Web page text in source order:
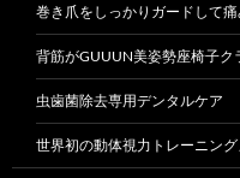
巻き爪をしっかりガードして痛
背筋がGUUUN美姿勢座椅子ク
虫歯菌除去専用デンタルケア
世界初の動体視力トレーニング